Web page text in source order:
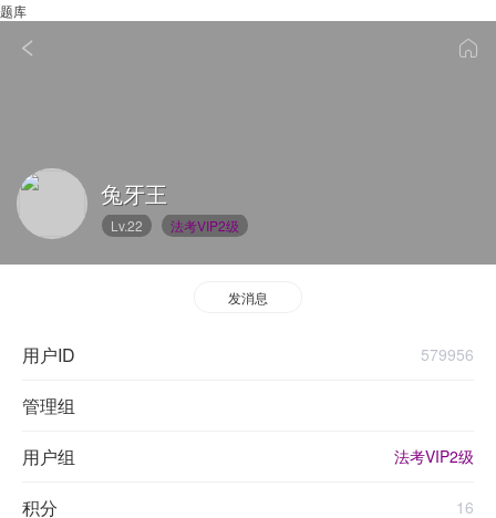
题库
兔牙王
Lv.22 法考VIP2级
发消息
用户ID 579956
管理组
用户组
法考VIP2级
积分 16